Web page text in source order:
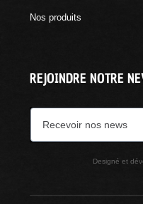
Nos produits
REJOINDRE NOTRE
Designé et